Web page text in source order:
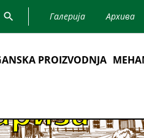
Галерија Архива
PROIZVODNJA